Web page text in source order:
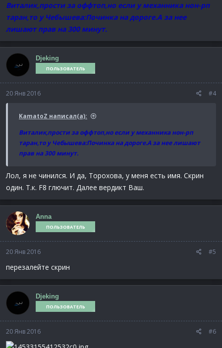
Виталик,прости за оффтоп,но если у механника нон-рп
таран,то у Чебышева:Починка на дороге.А за нее
лишают прав на 300 минут.
Djeking
ПОЛЬЗОВАТЕЛЬ
20 Янв 2016 #4
KamatoZ написал(а):
Виталик,прости за оффтоп,но если у механника нон-рп
таран,то у Чебышева:Починка на дороге.А за нее лишают
прав на 300 минут.
Лол, я не чинился. И да, Торохова, у меня есть имя. Скрин
один. Т.к. F8 глючит. Далее вердикт Ваш.
Anna
ПОЛЬЗОВАТЕЛЬ
20 Янв 2016 #5
перезалейте скрин
Djeking
ПОЛЬЗОВАТЕЛЬ
20 Янв 2016 #6